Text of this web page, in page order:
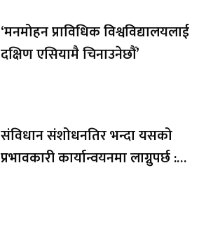
‘मनमोहन प्राविधिक विश्वविद्यालयलाई
दक्षिण एसियामै चिनाउनेछौं’
संविधान संशोधनतिर भन्दा यसको
प्रभावकारी कार्यान्वयनमा लाग्नुपर्छ :